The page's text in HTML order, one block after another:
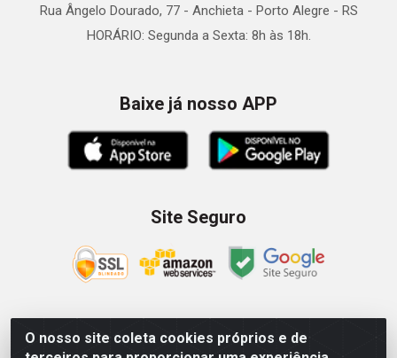
O nosso site coleta cookies próprios e de
Rua Ângelo Dourado, 77 - Anchieta - Porto Alegre - RS
HORÁRIO: Segunda a Sexta: 8h às 18h.
Baixe já nosso APP
Site Seguro
Zein Importação e Comércio LTDA - Av. Senador Queiróz, 274